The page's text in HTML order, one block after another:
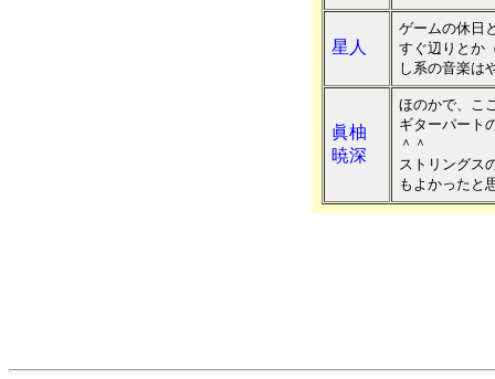
星人
ゲームの休日
すぐ辺りとか
し系の音楽は
眞柚
暁深
ほのかで、こ
ギターパート
＾＾
ストリングス
もよかったと